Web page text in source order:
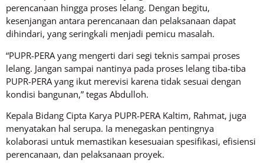
perencanaan hingga proses lelang. Dengan begitu,
kesenjangan antara perencanaan dan pelaksanaan dapat
dihindari, yang seringkali menjadi pemicu masalah.
“PUPR-PERA yang mengerti dari segi teknis sampai proses
lelang. Jangan sampai nantinya pada proses lelang tiba-tiba
PUPR-PERA yang ikut merevisi karena tidak sesuai dengan
kondisi bangunan,” tegas Abdulloh.
Kepala Bidang Cipta Karya PUPR-PERA Kaltim, Rahmat, juga
menyatakan hal serupa. Ia menegaskan pentingnya
kolaborasi untuk memastikan kesesuaian spesifikasi, efisiensi
perencanaan, dan pelaksanaan proyek.